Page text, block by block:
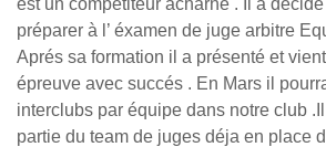
est un compétiteur acharné . Il a
préparer à l’ éxamen de juge arbitre
Aprés sa formation il a présenté et
épreuve avec succés . En Mars il
interclubs par équipe dans notre club
partie du team de juges déja en place